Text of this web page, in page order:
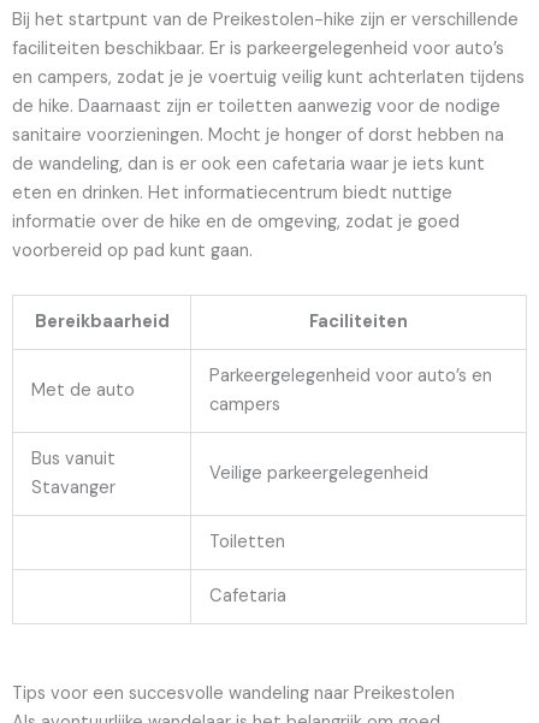
Bij het startpunt van de Preikestolen-hike zijn er verschillende
faciliteiten beschikbaar. Er is parkeergelegenheid voor auto’s
en campers, zodat je je voertuig veilig kunt achterlaten tijdens
de hike. Daarnaast zijn er toiletten aanwezig voor de nodige
sanitaire voorzieningen. Mocht je honger of dorst hebben na
de wandeling, dan is er ook een cafetaria waar je iets kunt
eten en drinken. Het informatiecentrum biedt nuttige
informatie over de hike en de omgeving, zodat je goed
voorbereid op pad kunt gaan.
Bereikbaarheid Faciliteiten
Met de auto
Parkeergelegenheid voor auto’s en
campers
Bus vanuit
Stavanger
Veilige parkeergelegenheid
Toiletten
Cafetaria
Tips voor een succesvolle wandeling naar Preikestolen